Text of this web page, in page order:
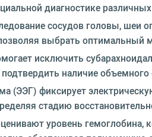
диагностике различных
сосудов головы, шеи
выбрать оптимальный
исключить
наличие объемного
(ЭЭГ) фиксирует
стадию
уровень гемоглобина,